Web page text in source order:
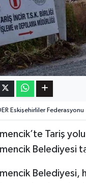
Eskişehirliler Federasyonu
Tariş
Belediyesi
Belediyesi,